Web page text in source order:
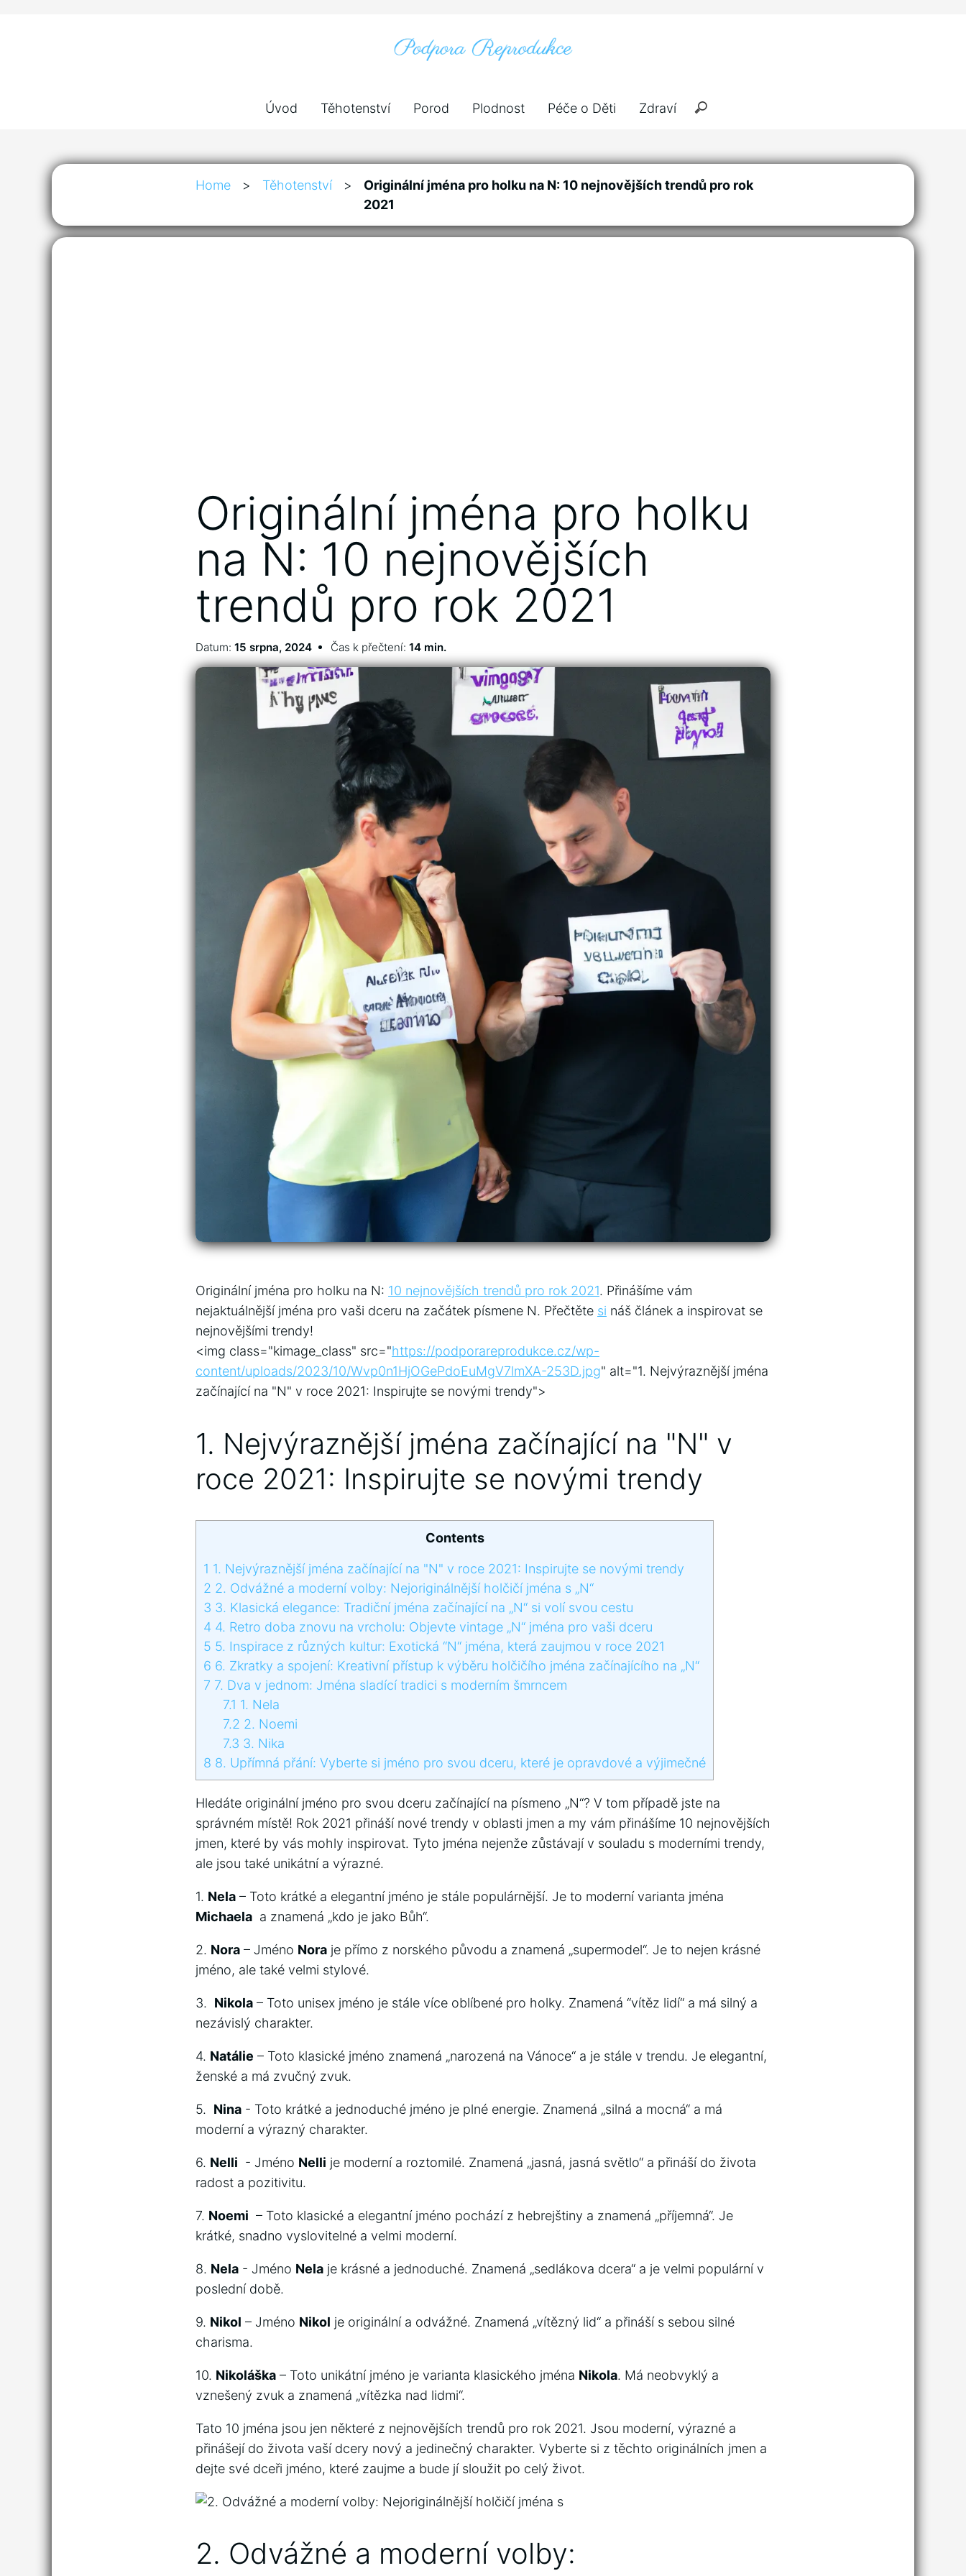
Úvod Těhotenství Porod Plodnost Péče o Děti Zdraví
Home > Těhotenství >
Originální jména pro holku na N: 10 nejnovějších trendů pro rok
2021
Originální jména pro holku
na N: 10 nejnovějších
trendů pro rok 2021
Datum: 15 srpna, 2024 Čas k přečtení: 14 min.
Originální jména pro holku‌ na N: 10 nejnovějších trendů pro rok 2021. Přinášíme vám
nejaktuálnější‍ jména pro vaši ⁤dceru ​na začátek ‍písmene N. Přečtěte si náš ⁣článek a inspirovat ⁢se
⁢nejnovějšími⁣ trendy!
<img class="kimage_class" src="https://podporareprodukce.cz/wp-
content/uploads/2023/10/Wvp0n1HjOGePdoEuMgV7lmXA-253D.jpg" alt="1. Nejvýraznější jména
začínající na‍ "N" v roce 2021: Inspirujte se novými ⁤trendy">
1.⁣ Nejvýraznější jména začínající na "N" ‌v
roce ​2021: Inspirujte se⁣ novými trendy
Contents
1 1.⁣ Nejvýraznější jména začínající na "N" ‌v roce ​2021: Inspirujte se⁣ novými trendy
2 2. Odvážné a moderní ⁢volby: Nejoriginálnější holčičí⁢ jména s „N“
3 3. Klasická elegance: Tradiční ​jména ⁤začínající na „N“ si volí svou⁤ cestu
4 4.​ Retro doba znovu na vrcholu: Objevte vintage „N“ jména pro vaši⁣ dceru
5 5. Inspirace ‌z různých‌ kultur: Exotická ‍“N“ jména, ⁣která ‍zaujmou​ v ⁤roce 2021
6 6. Zkratky a spojení: Kreativní ⁤přístup k výběru holčičího jména začínajícího na „N“
7 7. Dva‍ v jednom: Jména sladící tradici s⁤ moderním šmrncem
7.1 1. Nela
7.2 2. Noemi
7.3 3. Nika
8 8.⁣ Upřímná přání:‍ Vyberte si jméno pro svou dceru, které‍ je opravdové a‌ výjimečné
Hledáte originální⁣ jméno pro svou⁢ dceru ‌začínající na písmeno „N“? ⁢V tom ⁣případě jste ⁢na
správném místě! Rok ​2021 přináší nové trendy v oblasti jmen⁢ a my ‌vám přinášíme 10⁣ nejnovějších
jmen, které by ⁢vás ​mohly inspirovat. Tyto jména nejenže zůstávají v souladu s moderními trendy,
ale jsou⁤ také ​unikátní⁢ a výrazné.
1. Nela – ⁣Toto krátké a‌ elegantní⁣ jméno je stále populárnější. Je to moderní varianta jména ⁣
Michaela ⁢ a znamená „kdo je jako Bůh“.
2. Nora – Jméno Nora je přímo z‍ norského původu a ⁤znamená‌ „supermodel“. Je to⁣ nejen krásné
‍jméno, ale‍ také velmi‌ stylové.
3. ⁤ Nikola – Toto‌ unisex⁢ jméno je stále ⁣více oblíbené pro holky. Znamená ​“vítěz lidí“ ‍a má silný a ​
nezávislý charakter.
4. Natálie – ‌Toto ‍klasické jméno znamená​ „narozená na Vánoce“ a je stále ⁤v trendu.‌ Je elegantní,
ženské a ⁤má zvučný⁢ zvuk.
5. ⁣ Nina ⁣- Toto krátké a jednoduché jméno je plné ‌energie. Znamená „silná a mocná“ ⁣a⁢ má ​
moderní a výrazný charakter.
6.‍ Nelli ⁣ -​ Jméno Nelli je moderní a roztomilé. Znamená „jasná, jasná světlo“ a přináší do⁣ života
radost a pozitivitu.
7. Noemi ⁣ – Toto klasické a ‌elegantní​ jméno pochází z​ hebrejštiny a znamená „příjemná“. ⁤Je
‍krátké, snadno⁢ vyslovitelné a velmi moderní.
8. Nela -⁤ Jméno‌ Nela je ⁢krásné a jednoduché. Znamená „sedlákova ⁣dcera“‌ a je velmi populární v
poslední‍ době.
9. Nikol – Jméno Nikol je originální a odvážné. Znamená „vítězný lid“ a přináší s sebou⁢ silné
‍charisma.
10.⁢ Nikoláška – Toto unikátní jméno je varianta klasického jména Nikola. Má neobvyklý a
vznešený zvuk a znamená „vítězka ‌nad‌ lidmi“.
Tato 10 jména jsou jen některé z nejnovějších trendů ​pro rok 2021. Jsou moderní, výrazné a
⁤přinášejí do života ‌vaší dcery nový⁢ a jedinečný⁤ charakter. Vyberte si ‌z ​těchto originálních jmen a
dejte své dceři jméno, které zaujme a bude jí sloužit po celý život.
2. Odvážné a moderní ⁢volby: